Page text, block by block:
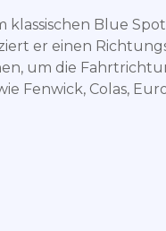
Blue
er einen
um die
Fenwick, Colas,